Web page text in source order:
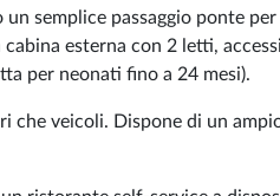
semplice passaggio ponte
esterna con 2 letti,
per neonati fino a 24 mesi).
che veicoli. Dispone di un